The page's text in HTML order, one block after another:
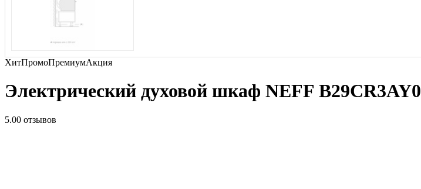
ХитПромоПремиумАкция
Электрический духовой шкаф NEFF B29CR3AY0
5.00 отзывов